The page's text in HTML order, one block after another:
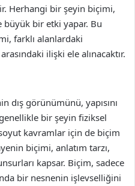
Herhangi bir şeyin biçimi,
büyük bir etki yapar. Bu
farklı alanlardaki
ilişki ele alınacaktır.
dış görünümünü, yapısını
bir şeyin fiziksel
kavramlar için de biçim
biçimi, anlatım tarzı,
kapsar. Biçim, sadece
bir nesnenin işlevselliğini